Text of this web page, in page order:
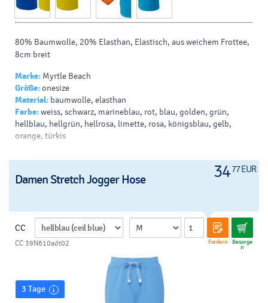
80% Baumwolle, 20% Elasthan, Elastisch, aus weichem Frottee,
8cm breit
Marke: Myrtle Beach
Größe:onesize
Material: baumwolle, elasthan
Farbe:weiss, schwarz, marineblau, rot, blau, golden, grün,
hellblau, hellgrün, hellrosa, limette, rosa, königsblau, gelb,
orange, türkis
3477 EUR
Damen Stretch Jogger Hose
CC
Fordern Besorge
n
CC 39N610adt02
3 Tage